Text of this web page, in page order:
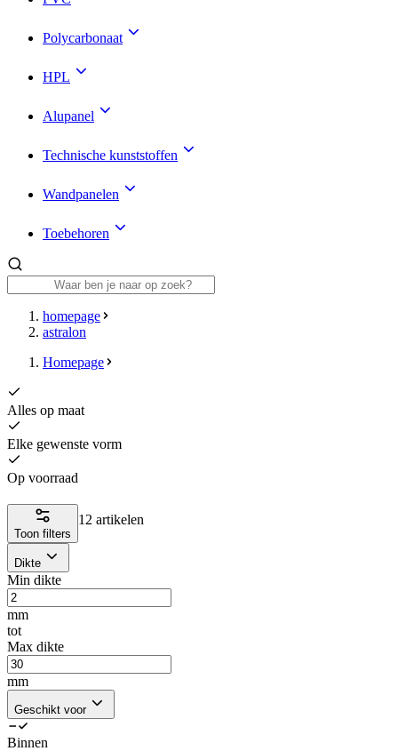
Polycarbonaat
HPL
Alupanel
Technische kunststoffen
Wandpanelen
Toebehoren
homepage
astralon
Homepage
Alles op maat
Elke gewenste vorm
Op voorraad
Toon filters
12 artikelen
Dikte
Min dikte
mm
tot
Max dikte
mm
Geschikt voor
Binnen